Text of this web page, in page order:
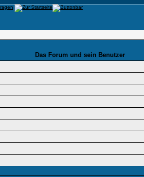
Das Forum und sein Benutzer